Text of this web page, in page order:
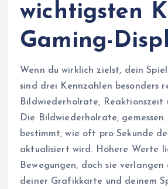
wichtigsten
Gaming-
Wenn du wirklich zielst, dein
sind drei Kennzahlen besonders
Bildwiederholrate, Reaktionszeit
Die Bildwiederholrate,
bestimmt, wie oft pro Sekunde
aktualisiert wird. Höhere Werte
Bewegungen, doch sie verlangen
deiner Grafikkarte und deinem